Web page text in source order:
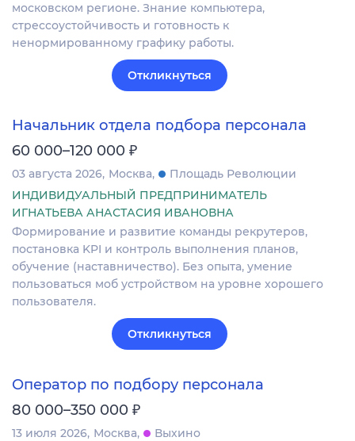
московском регионе. Знание компьютера,
стрессоустойчивость и готовность к
ненормированному графику работы.
Откликнуться
Начальник отдела подбора персонала
60 000–120 000 ₽
03 августа 2026 Москва
Площадь Революции
ИНДИВИДУАЛЬНЫЙ ПРЕДПРИНИМАТЕЛЬ
ИГНАТЬЕВА АНАСТАСИЯ ИВАНОВНА
Формирование и развитие команды рекрутеров,
постановка KPI и контроль выполнения планов,
обучение (наставничество). Без опыта, умение
пользоваться моб устройством на уровне хорошего
пользователя.
Откликнуться
Оператор по подбору персонала
80 000–350 000 ₽
13 июля 2026 Москва
Выхино